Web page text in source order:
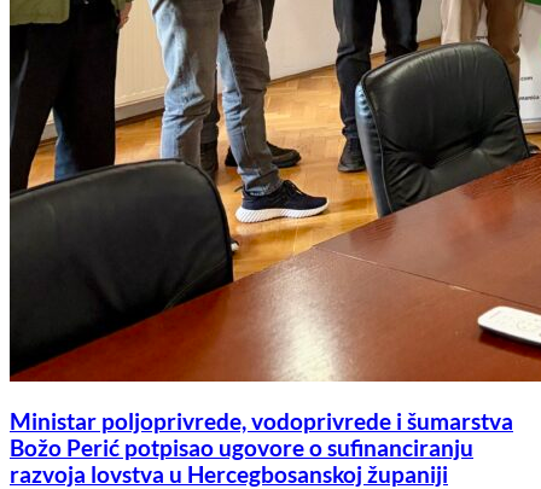
Ministar poljoprivrede, vodoprivrede i šumarstva
Božo Perić potpisao ugovore o sufinanciranju
razvoja lovstva u Hercegbosanskoj županiji